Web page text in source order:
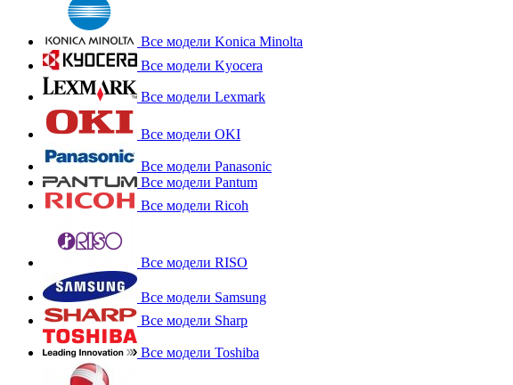
Все модели Konica Minolta
Все модели Kyocera
Все модели Lexmark
Все модели OKI
Все модели Panasonic
Все модели Pantum
Все модели Ricoh
Все модели RISO
Все модели Samsung
Все модели Sharp
Все модели Toshiba